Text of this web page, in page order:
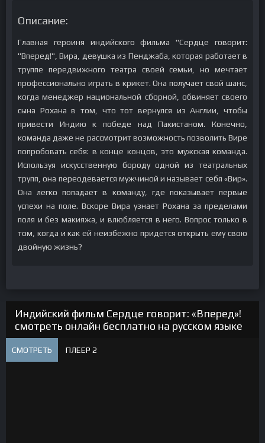
Описание:
Главная героиня индийского фильма "Сердце говорит:
"Вперед!", Вира, девушка из Пенджаба, которая работает в
труппе передвижного театра своей семьи, но мечтает
профессионально играть в крикет. Она получает свой шанс,
когда менеджер национальной сборной, обвиняет своего
сына Рохана в том, что тот вернулся из Англии, чтобы
привести Индию к победе над Пакистаном. Конечно,
команда даже не рассмотрит возможность позволить Вире
попробовать себя: в конце концов, это мужская команда.
Используя искусственную бороду одной из театральных
трупп, она переодевается мужчиной и называет себя «Вир».
Она легко попадает в команду, где показывает первые
успехи на поле. Вскоре Вира узнает Рохана за пределами
поля и без макияжа, и влюбляется в него. Вопрос только в
том, когда и как ей неизбежно придется открыть ему свою
двойную жизнь?
Индийский фильм Сердце говорит: «Вперед»!
смотреть онлайн бесплатно на русском языке
СМОТРЕТЬ ПЛЕЕР 2